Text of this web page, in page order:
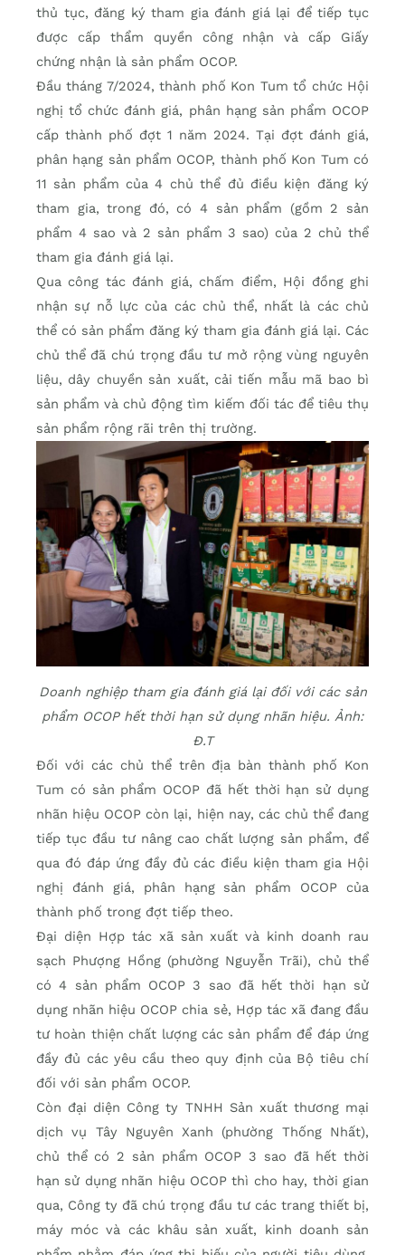
thủ tục, đăng ký tham gia đánh giá lại để tiếp tục
được cấp thẩm quyền công nhận và cấp Giấy
chứng nhận là sản phẩm OCOP.
Đầu tháng 7/2024, thành phố Kon Tum tổ chức Hội
nghị tổ chức đánh giá, phân hạng sản phẩm OCOP
cấp thành phố đợt 1 năm 2024. Tại đợt đánh giá,
phân hạng sản phẩm OCOP, thành phố Kon Tum có
11 sản phẩm của 4 chủ thể đủ điều kiện đăng ký
tham gia, trong đó, có 4 sản phẩm (gồm 2 sản
phẩm 4 sao và 2 sản phẩm 3 sao) của 2 chủ thể
tham gia đánh giá lại.
Qua công tác đánh giá, chấm điểm, Hội đồng ghi
nhận sự nỗ lực của các chủ thể, nhất là các chủ
thể có sản phẩm đăng ký tham gia đánh giá lại. Các
chủ thể đã chú trọng đầu tư mở rộng vùng nguyên
liệu, dây chuyền sản xuất, cải tiến mẫu mã bao bì
sản phẩm và chủ động tìm kiếm đối tác để tiêu thụ
sản phẩm rộng rãi trên thị trường.
Doanh nghiệp tham gia đánh giá lại đối với các sản
phẩm OCOP hết thời hạn sử dụng nhãn hiệu. Ảnh:
Đ.T
Đối với các chủ thể trên địa bàn thành phố Kon
Tum có sản phẩm OCOP đã hết thời hạn sử dụng
nhãn hiệu OCOP còn lại, hiện nay, các chủ thể đang
tiếp tục đầu tư nâng cao chất lượng sản phẩm, để
qua đó đáp ứng đầy đủ các điều kiện tham gia Hội
nghị đánh giá, phân hạng sản phẩm OCOP của
thành phố trong đợt tiếp theo.
Đại diện Hợp tác xã sản xuất và kinh doanh rau
sạch Phượng Hồng (phường Nguyễn Trãi), chủ thể
có 4 sản phẩm OCOP 3 sao đã hết thời hạn sử
dụng nhãn hiệu OCOP chia sẻ, Hợp tác xã đang đầu
tư hoàn thiện chất lượng các sản phẩm để đáp ứng
đầy đủ các yêu cầu theo quy định của Bộ tiêu chí
đối với sản phẩm OCOP.
Còn đại diện Công ty TNHH Sản xuất thương mại
dịch vụ Tây Nguyên Xanh (phường Thống Nhất),
chủ thể có 2 sản phẩm OCOP 3 sao đã hết thời
hạn sử dụng nhãn hiệu OCOP thì cho hay, thời gian
qua, Công ty đã chú trọng đầu tư các trang thiết bị,
máy móc và các khâu sản xuất, kinh doanh sản